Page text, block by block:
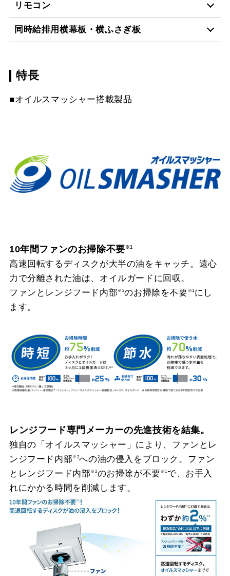
CLRV-7665 TBK ¥64,130（税抜価格 ￥
CLRV-7665 SI
CLRV-9665 TBK ¥69,520（税抜価格 ￥
CLRV-9665 SI ¥63,800（税抜価格 ￥
リモコン
RMC-08
同時給排用横幕板・横ふさぎ板
SPB665-A325 W
SPB665-A325 TBK ¥14,740（税抜価格 ￥
特長
■オイルスマッシャー搭載製品
10年間ファンのお掃除不要 ※1
高速回転するディスクが大半の油をキャッチ。遠心
力で分離された油は、オイルガードに回収。
ファンとレンジフード内部 ※2のお掃除を不要 ※1 にし
ます。
レンジフード専門メーカーの先進技術を結集。
独自の「オイルスマッシャー」により、ファンとレ
ンジフード内部 ※2への油の侵入をブロック。ファン
とレンジフード内部 ※2のお掃除が不要 ※1 で、お手入
れにかかる時間を削減します。